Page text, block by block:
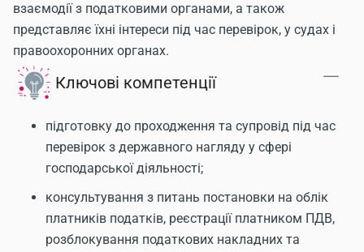
взаємодії з податковими органами, а також
представляє їхні інтереси під час перевірок, у судах і
правоохоронних органах.
Ключові компетенції
підготовку до проходження та супровід під час
перевірок з державного нагляду у сфері
господарської діяльності;
консультування з питань постановки на облік
платників податків, реєстрації платником ПДВ,
розблокування податкових накладних та